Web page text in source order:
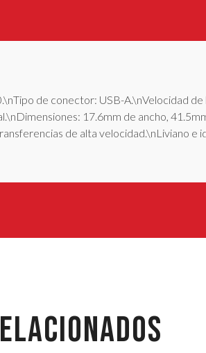
de conector: USB-A.\nVelocidad
17.6mm de ancho,
de alta velocidad.\nLiviano e